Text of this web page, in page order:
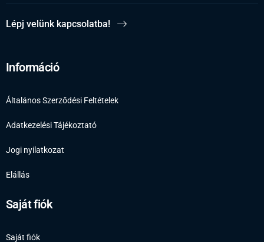
Lépj velünk kapcsolatba!
Információ
Általános Szerződési Feltételek
Adatkezelési Tájékoztató
Jogi nyilatkozat
Elállás
Saját fiók
Saját fiók